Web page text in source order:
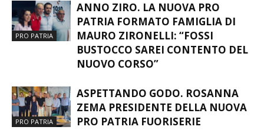
PRO PATRIA
ANNO ZIRO. LA NUOVA PRO
PATRIA FORMATO FAMIGLIA DI
MAURO ZIRONELLI: “FOSSI
BUSTOCCO SAREI CONTENTO DEL
NUOVO CORSO”
PRO PATRIA
ASPETTANDO GODO. ROSANNA
ZEMA PRESIDENTE DELLA NUOVA
PRO PATRIA FUORISERIE